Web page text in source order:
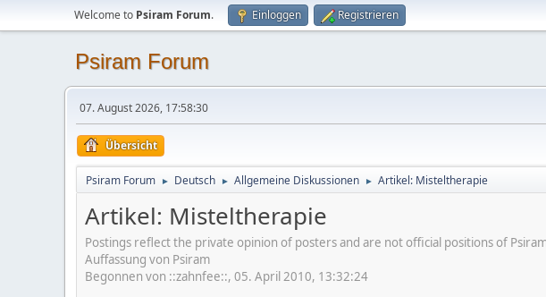
Welcome to Psiram Forum. Einloggen Registrieren
Psiram Forum
07. August 2026, 17:58:30
Übersicht
Psiram Forum ► Deutsch ► Allgemeine Diskussionen ► Artikel: Misteltherapie
Artikel: Misteltherapie
Postings reflect the private opinion of posters and are not official positions of
Auffassung von Psiram
Begonnen von ::zahnfee::, 05. April 2010, 13:32:24